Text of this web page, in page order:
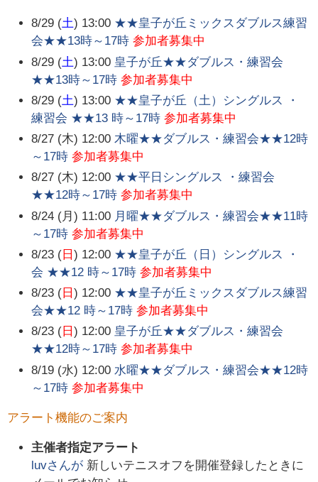
8/29 (土) 13:00 ★★皇子が丘ミックスダブルス練習
会★★13時～17時 参加者募集中
8/29 (土) 13:00 皇子が丘★★ダブルス・練習会
★★13時～17時 参加者募集中
8/29 (土) 13:00 ★★皇子が丘（土）シングルス ・
練習会 ★★13 時～17時 参加者募集中
8/27 (木) 12:00 木曜★★ダブルス・練習会★★12時
～17時 参加者募集中
8/27 (木) 12:00 ★★平日シングルス ・練習会
★★12時～17時 参加者募集中
8/24 (月) 11:00 月曜★★ダブルス・練習会★★11時
～17時 参加者募集中
8/23 ( 日) 12:00 ★★皇子が丘（日）シングルス ・
会 ★★12 時～17時 参加者募集中
8/23 ( 日) 12:00 ★★皇子が丘ミックスダブルス練習
会★★12 時～17時 参加者募集中
8/23 ( 日) 12:00 皇子が丘★★ダブルス・練習会
★★12時～17時 参加者募集中
8/19 (水) 12:00 水曜★★ダブルス・練習会★★12時
～17時 参加者募集中
アラート機能のご案内
主催者指定アラート
luvさんが 新しいテニスオフを開催登録したときに